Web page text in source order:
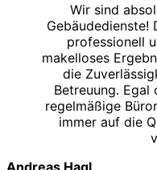
Wir sind
Gebäudedienste!
professionell
makelloses
die
Betreuung. Egal
regelmäßige
immer auf die
Andreas Hagl